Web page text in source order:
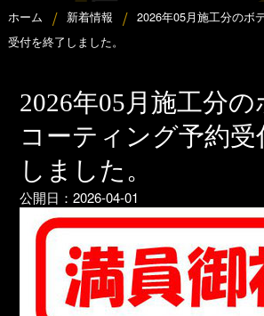
ホーム 新着情報
2026年05月施工分のボ
受付を終了しました。
2026年05月施工分
コーティング予約受
しました。
公開日：2026-04-01